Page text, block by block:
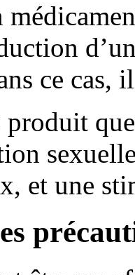
ce cas,
produit
et une